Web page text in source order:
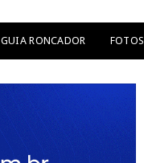
GUIA RONCADOR FOTOS